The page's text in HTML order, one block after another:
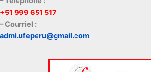
+51 999 651 517
– Courriel :
admi.ufeperu@gmail.com